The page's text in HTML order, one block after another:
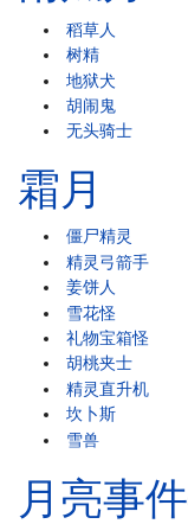
稻草人
树精
地狱犬
胡闹鬼
无头骑士
霜月
僵尸精灵
精灵弓箭手
姜饼人
雪花怪
礼物宝箱怪
胡桃夹士
精灵直升机
坎卜斯
雪兽
月亮事件